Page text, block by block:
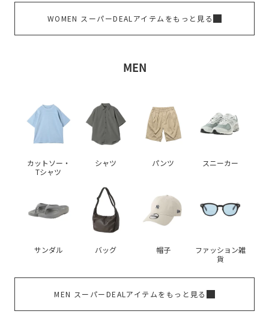
WOMEN スーパーDEALアイテムをもっと見る
MEN
カットソー・
Tシャツ
シャツ パンツ スニーカー
サンダル バッグ 帽子
ファッション雑
貨
MEN スーパーDEALアイテムをもっと見る